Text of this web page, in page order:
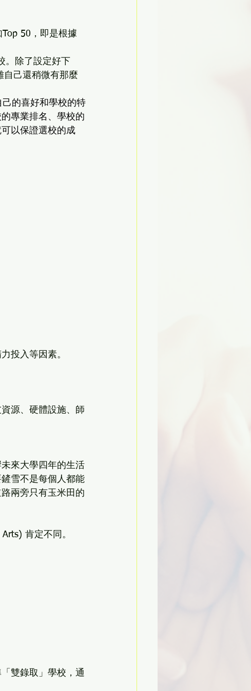
50，即是根據
。除了設定好下
自己還稍微有那麼
的喜好和學校的特
專業排名、學校的
以保證選校的成
投入等因素。
源、硬體設施、師
來大學四年的生活
雪不是每個人都能
兩旁只有玉米田的
肯定不同。
雙錄取」學校，通